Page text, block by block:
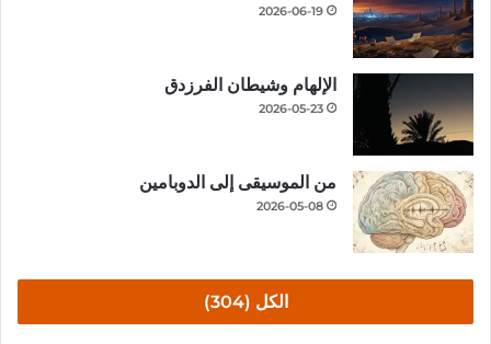
2026-06-19
الإلهام وشيطان الفرزدق
2026-05-23
من الموسيقى إلى الدوبامين
2026-05-08
الكل (304)